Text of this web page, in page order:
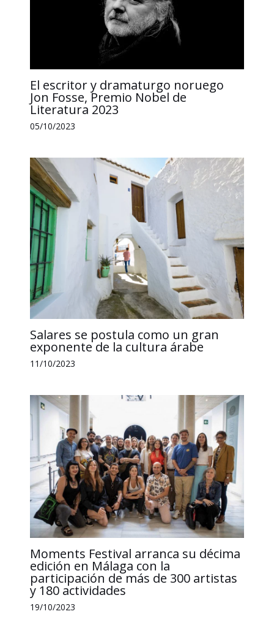
El escritor y dramaturgo noruego
Jon Fosse, Premio Nobel de
Literatura 2023
05/10/2023
Salares se postula como un gran
exponente de la cultura árabe
11/10/2023
Moments Festival arranca su décima
edición en Málaga con la
participación de más de 300 artistas
y 180 actividades
19/10/2023